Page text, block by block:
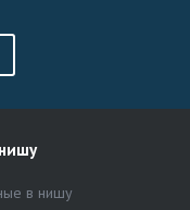
в нишу